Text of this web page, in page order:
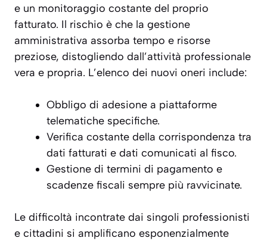
e un monitoraggio costante del proprio
fatturato. Il rischio è che la gestione
amministrativa assorba tempo e risorse
preziose, distogliendo dall’attività professionale
vera e propria. L’elenco dei nuovi oneri include:
Obbligo di adesione a piattaforme
telematiche specifiche.
Verifica costante della corrispondenza tra
dati fatturati e dati comunicati al fisco.
Gestione di termini di pagamento e
scadenze fiscali sempre più ravvicinate.
Le difficoltà incontrate dai singoli professionisti
e cittadini si amplificano esponenzialmente